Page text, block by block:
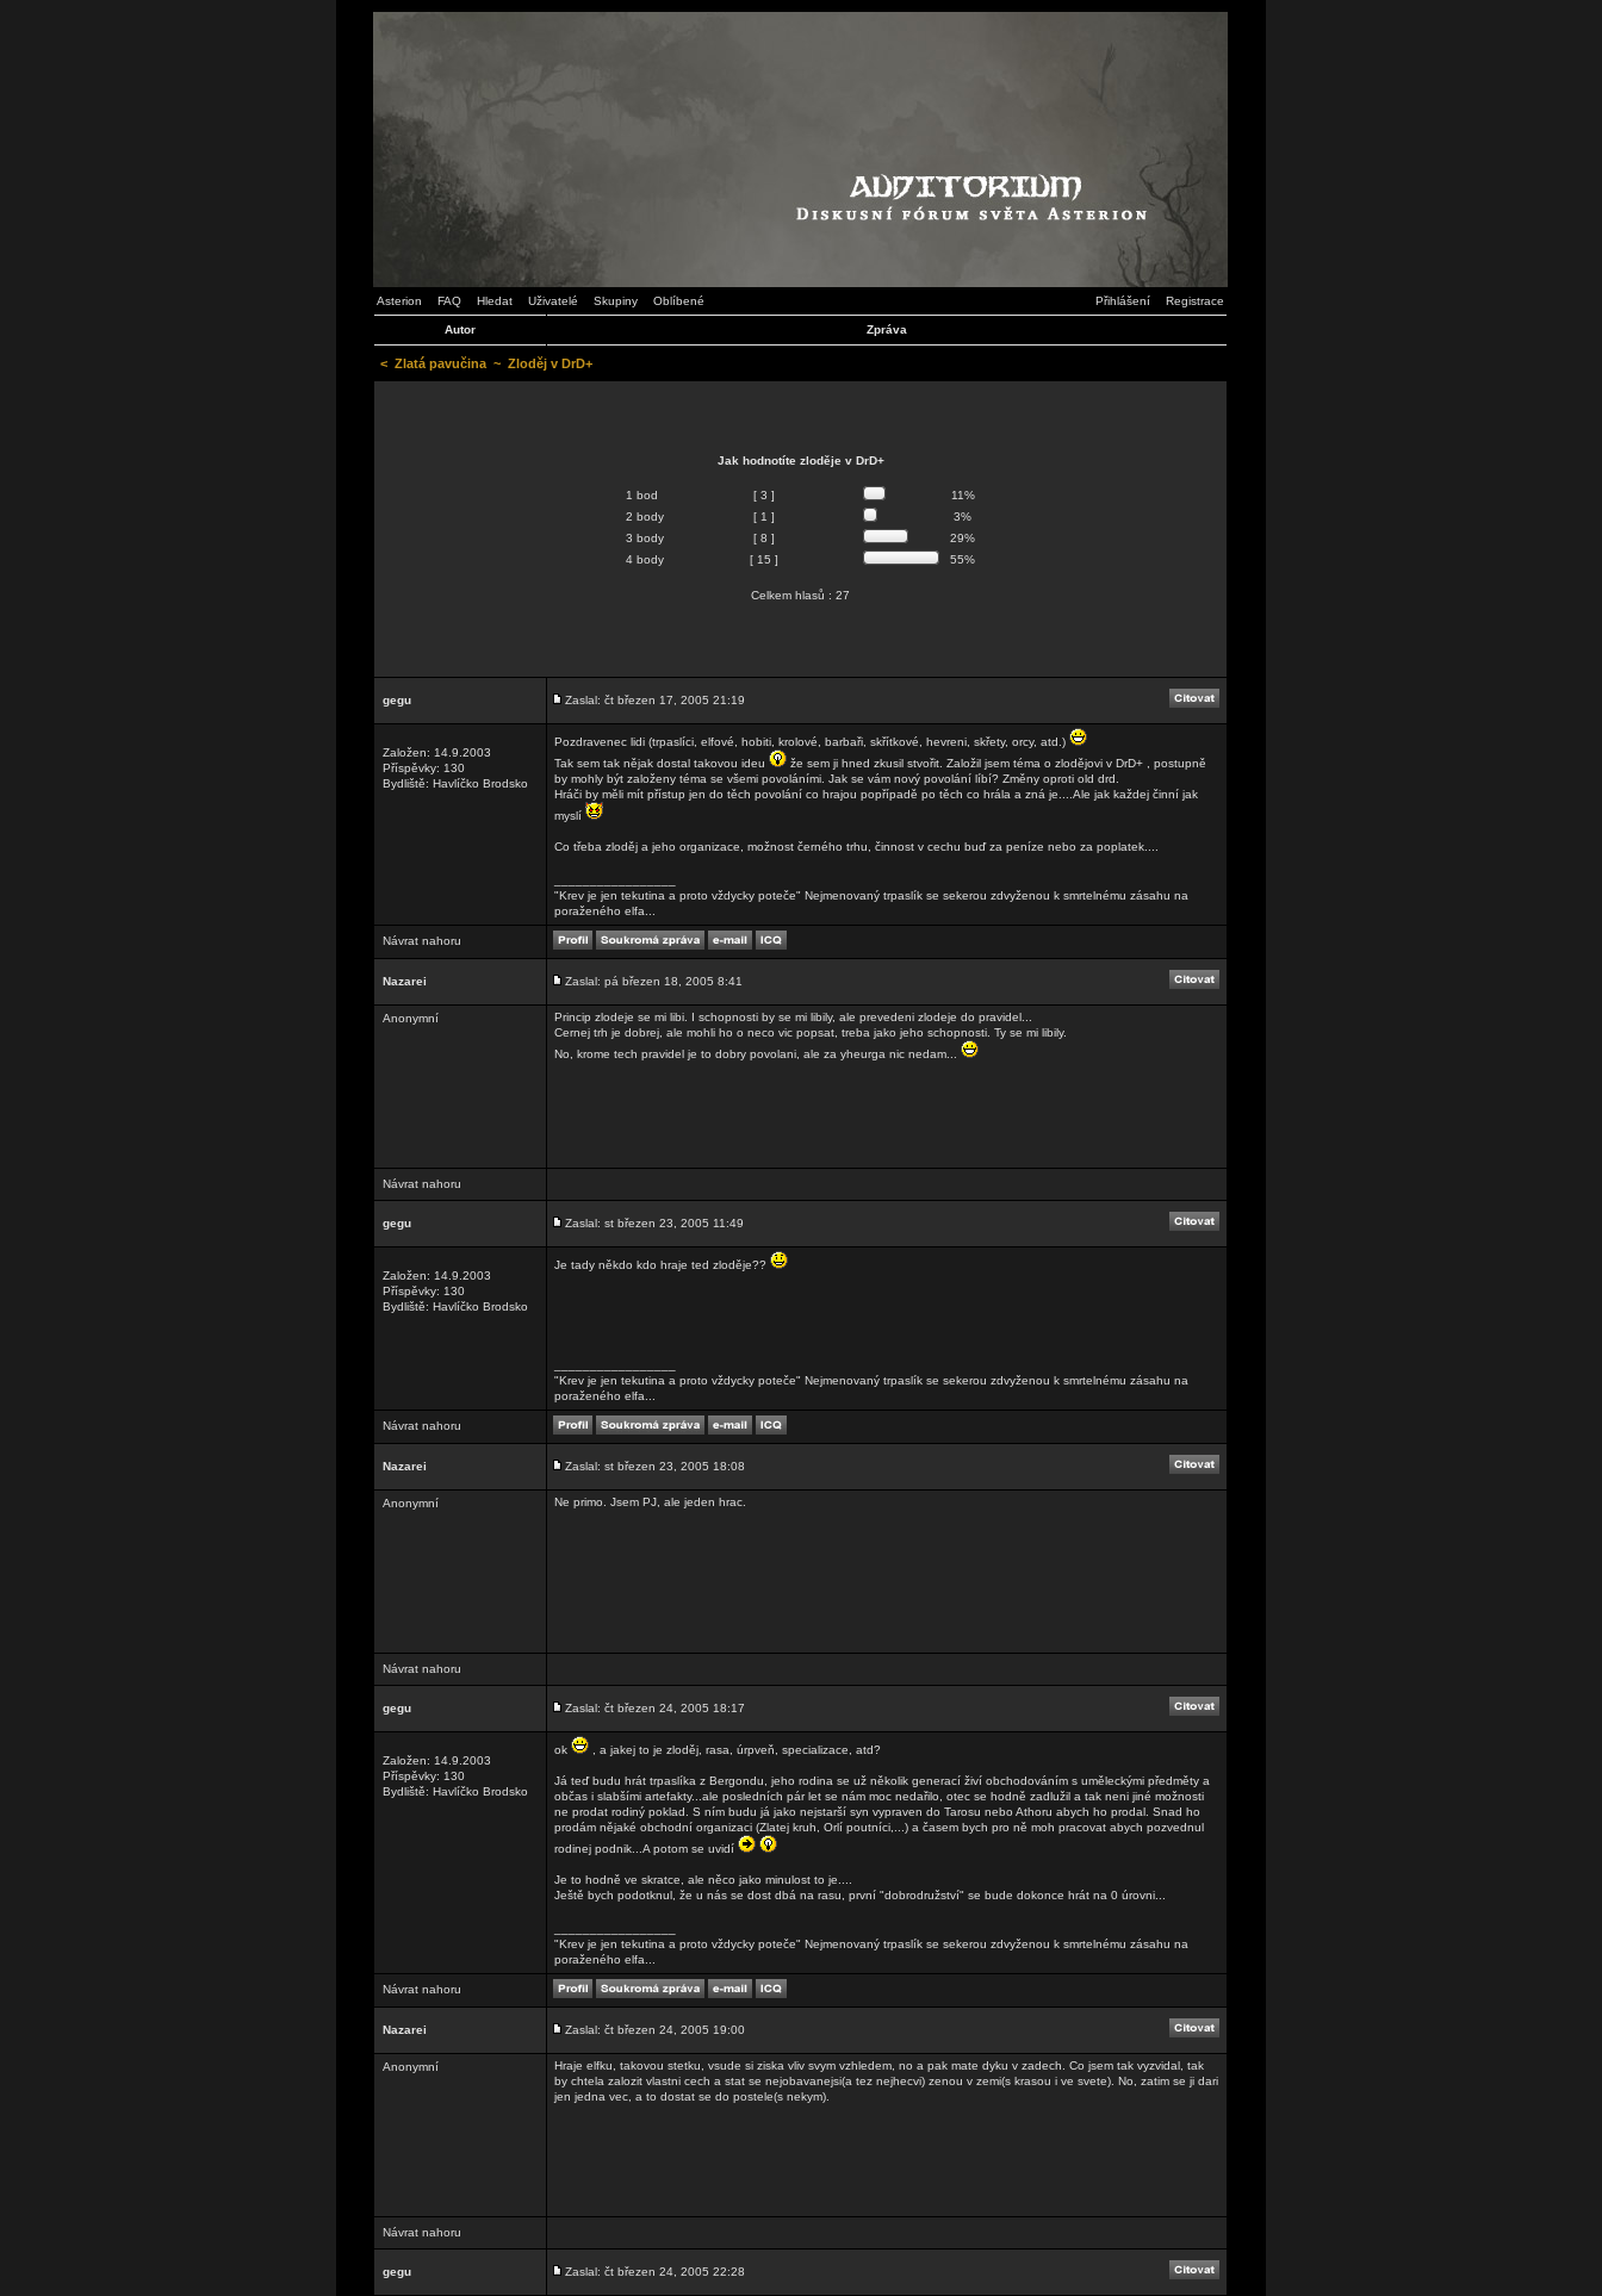
Asterion FAQ Hledat Uživatelé Skupiny Oblíbené Přihlášení Registrace
Autor Zpráva
< Zlatá pavučina ~ Zloděj v DrD+
Jak hodnotíte zloděje v DrD+
1 bod [ 3 ]
11%
2 body
[ 1 ]
3%
3 body
[ 8 ]
29%
4 body
[ 15 ] 55%
Celkem hlasů : 27
gegu Zaslal: čt březen 17, 2005 21:19
Založen: 14.9.2003
Příspěvky: 130
Bydliště: Havlíčko Brodsko
Pozdravenec lidi (trpaslíci, elfové, hobiti, krolové, barbaři, skřítkové, hevreni, skřety, orcy, atd.)
Tak sem tak nějak dostal takovou ideu
že sem ji hned zkusil stvořit. Založil jsem téma o zlodějovi v DrD+ , postupně
by mohly být založeny téma se všemi povoláními. Jak se vám nový povolání líbí? Změny oproti old drd.
Hráči by měli mít přístup jen do těch povolání co hrajou popřípadě po těch co hrála a zná je....Ale jak každej činní jak
myslí
Co třeba zloděj a jeho organizace, možnost černého trhu, činnost v cechu buď za peníze nebo za poplatek....
"Krev je jen tekutina a proto vždycky poteče" Nejmenovaný trpaslík se sekerou zdvyženou k smrtelnému zásahu na
poraženého elfa...
Návrat nahoru
Nazarei Zaslal: pá březen 18, 2005 8:41
Anonymní
Princip zlodeje se mi libi. I schopnosti by se mi libily, ale prevedeni zlodeje do pravidel...
Cernej trh je dobrej, ale mohli ho o neco vic popsat, treba jako jeho schopnosti. Ty se mi libily.
No, krome tech pravidel je to dobry povolani, ale za yheurga nic nedam...
Návrat nahoru
gegu Zaslal: st březen 23, 2005 11:49
Založen: 14.9.2003
Příspěvky: 130
Bydliště: Havlíčko Brodsko
Je tady někdo kdo hraje ted zloděje??
"Krev je jen tekutina a proto vždycky poteče" Nejmenovaný trpaslík se sekerou zdvyženou k smrtelnému zásahu na
poraženého elfa...
Návrat nahoru
Nazarei Zaslal: st březen 23, 2005 18:08
Anonymní Ne primo. Jsem PJ, ale jeden hrac.
Návrat nahoru
gegu Zaslal: čt březen 24, 2005 18:17
Založen: 14.9.2003
Příspěvky: 130
Bydliště: Havlíčko Brodsko
ok , a jakej to je zloděj, rasa, úrpveň, specializace, atd?
Já teď budu hrát trpaslíka z Bergondu, jeho rodina se už několik generací živí obchodováním s uměleckými předměty a
občas i slabšími artefakty...ale posledních pár let se nám moc nedařilo, otec se hodně zadlužil a tak neni jiné možnosti
ne prodat rodiný poklad. S ním budu já jako nejstarší syn vypraven do Tarosu nebo Athoru abych ho prodal. Snad ho
prodám nějaké obchodní organizaci (Zlatej kruh, Orlí poutníci,...) a časem bych pro ně moh pracovat abych pozvednul
rodinej podnik...A potom se uvidí
Je to hodně ve skratce, ale něco jako minulost to je....
Ještě bych podotknul, že u nás se dost dbá na rasu, první "dobrodružství" se bude dokonce hrát na 0 úrovni...
"Krev je jen tekutina a proto vždycky poteče" Nejmenovaný trpaslík se sekerou zdvyženou k smrtelnému zásahu na
poraženého elfa...
Návrat nahoru
Nazarei Zaslal: čt březen 24, 2005 19:00
Anonymní
Hraje elfku, takovou stetku, vsude si ziska vliv svym vzhledem, no a pak mate dyku v zadech. Co jsem tak vyzvidal, tak
by chtela zalozit vlastni cech a stat se nejobavanejsi(a tez nejhecvi) zenou v zemi(s krasou i ve svete). No, zatim se ji dari
jen jedna vec, a to dostat se do postele(s nekym).
Návrat nahoru
gegu Zaslal: čt březen 24, 2005 22:28